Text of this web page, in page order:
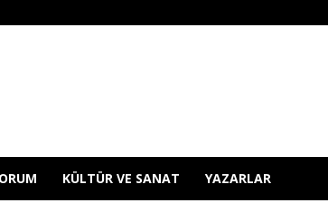
KÜLTÜR VE SANAT YAZARLAR